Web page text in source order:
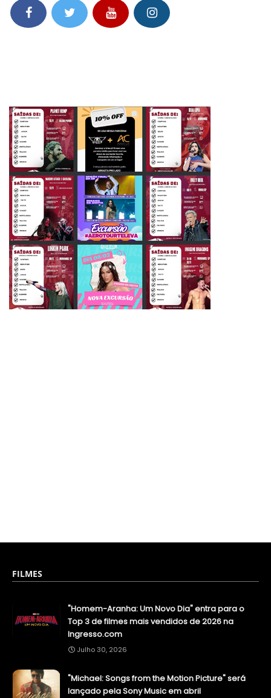
FILMES
"Homem-Aranha: Um Novo Dia" entra para o
Top 3 de filmes mais vendidos de 2026 na
Ingresso.com
Julho 30, 2026
"Michael: Songs from the Motion Picture" será
lançado pela Sony Music em abril